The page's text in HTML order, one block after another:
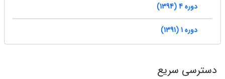
دوره 4 (1394)
دوره 1 (1391)
دسترسی سریع